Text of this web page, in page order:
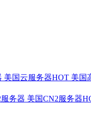
美国云服务器HOT 美国
务器 美国CN2服务器